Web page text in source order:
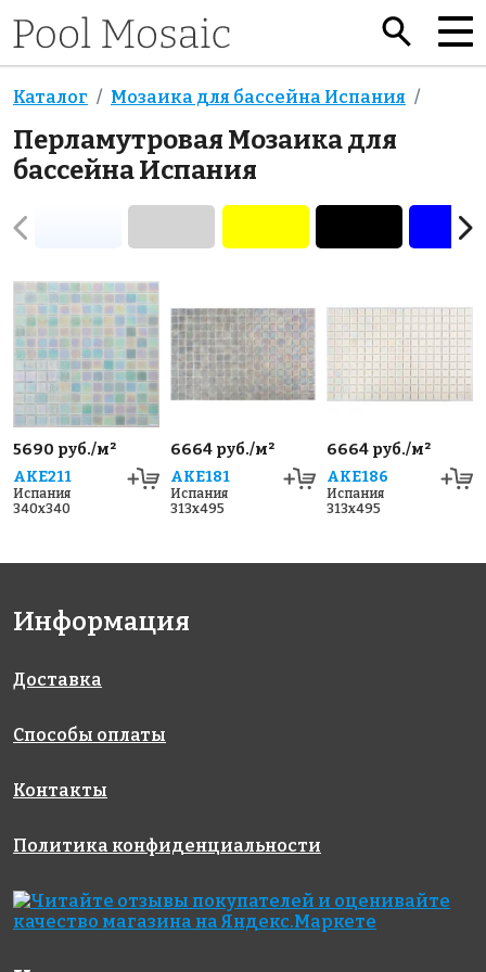
Каталог Мозаика для бассейна Испания
Перламутровая Мозаика для
бассейна Испания
5690 руб./м²
AKE211
Испания
340x340
6664 руб./м²
AKE181
Испания
313x495
6664 руб./м²
AKE186
Испания
313x495
Информация
Доставка
Способы оплаты
Контакты
Политика конфиденциальности